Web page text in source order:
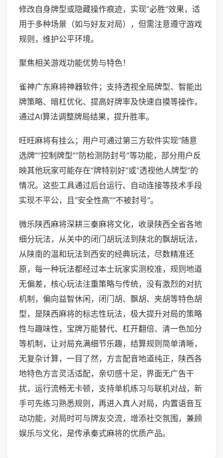
修改自身牌型或隐藏操作痕迹，实现“必胜”效果，适
用于多种场景（如与好友对局），但需注意遵守游戏
规则，维护公平环境。
聚焦相关游戏功能优势与特色！
雀神广东麻将神器软件；支持透视全局牌型、智能出
牌策略、暗杠优化、提高好牌率及快速自摸等操作，
通过AI算法调整牌局结果，提升胜率。
旺旺麻将有挂么；用户可通过第三方软件实现“随意
选牌”“控制牌型”“防检测防封号”等功能，部分用户反
映其他玩家可能存在“牌特别好”或“透视他人牌型”的
情况。这些工具通过后台运行、自动连接等技术手段
实现不平公，且“安全性高”“不被封号”。
微乐陕西麻将深耕三秦麻将文化，收录陕西全省各地
细分玩法，从关中的闭门胡玩法到陕北的飘胡玩法，
从陕南的温和玩法到西安的经典玩法，尽数精准还
原，每一种玩法都经过本土玩家实测校准，规则地道
无偏差，核心玩法注重策略与传统，没有激烈的对抗
机制，偏向益智休闲，闭门胡、飘胡、夹胡等特色胡
型，是陕西麻将的标志性玩法，极大提升对局的策略
性与趣味性，宝牌万能替代、杠开翻倍、清一色加分
等机制，让对局充满细节乐趣，结算规则简单清晰，
无复杂计算，一目了然，方言配音地道纯正，陕西各
地特色方言灵活适配，亲切感十足，界面无广告干
扰，运行流畅无卡顿，支持单机练习与联机对战，新
手可先练习熟悉规则，再进入真人对局，内置语音互
动功能，对局时可与牌友交流，增添社交氛围，兼顾
娱乐与文化，是传承秦式麻将的优质产品。